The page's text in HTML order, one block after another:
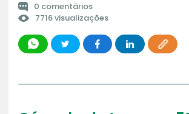
0 comentários
7716 visualizações